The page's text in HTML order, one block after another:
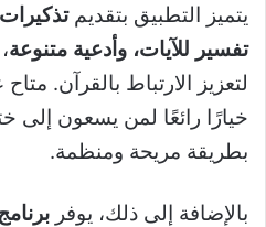
يتميز التطبيق بتقديم
تفسير للآيات، وأدعية متنوعة
لتعزيز الارتباط بالقرآن.
خيارًا رائعًا لمن يسعون إلى
بطريقة مريحة ومنظمة.
بالإضافة إلى ذلك، يوفر